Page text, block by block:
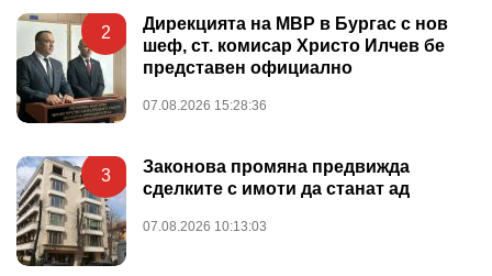
2
Дирекцията на МВР в Бургас с нов
шеф, ст. комисар Христо Илчев бе
представен официално
07.08.2026 15:28:36
3
Законова промяна предвижда
сделките с имоти да станат ад
07.08.2026 10:13:03